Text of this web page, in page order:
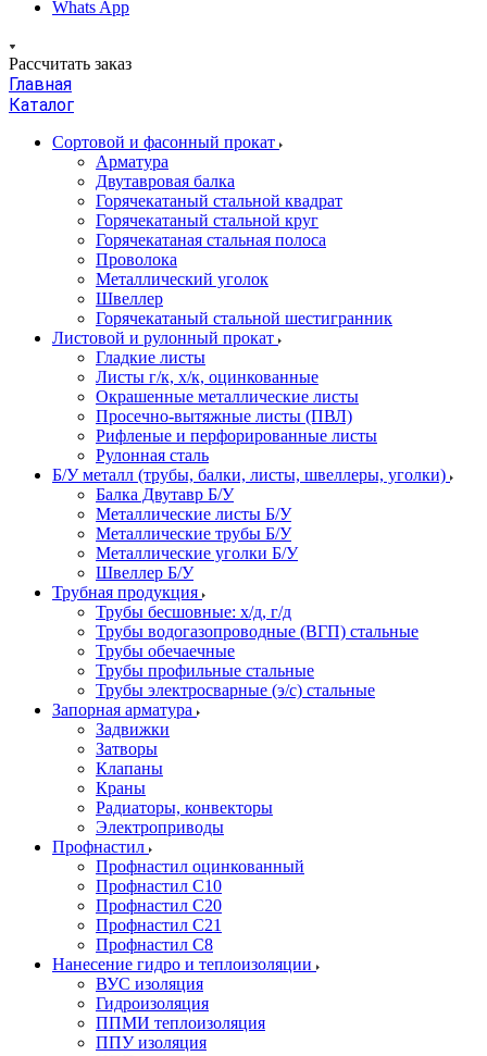
Whats App
Рассчитать заказ
Главная
Каталог
Сортовой и фасонный прокат
Арматура
Двутавровая балка
Горячекатаный стальной квадрат
Горячекатаный стальной круг
Горячекатаная стальная полоса
Проволока
Металлический уголок
Швеллер
Горячекатаный стальной шестигранник
Листовой и рулонный прокат
Гладкие листы
Листы г/к, х/к, оцинкованные
Окрашенные металлические листы
Просечно-вытяжные листы (ПВЛ)
Рифленые и перфорированные листы
Рулонная сталь
Б/У металл (трубы, балки, листы, швеллеры, уголки)
Балка Двутавр Б/У
Металлические листы Б/У
Металлические трубы Б/У
Металлические уголки Б/У
Швеллер Б/У
Трубная продукция
Трубы бесшовные: х/д, г/д
Трубы водогазопроводные (ВГП) стальные
Трубы обечаечные
Трубы профильные стальные
Трубы электросварные (э/с) стальные
Запорная арматура
Задвижки
Затворы
Клапаны
Краны
Радиаторы, конвекторы
Электроприводы
Профнастил
Профнастил оцинкованный
Профнастил С10
Профнастил С20
Профнастил С21
Профнастил С8
Нанесение гидро и теплоизоляции
ВУС изоляция
Гидроизоляция
ППМИ теплоизоляция
ППУ изоляция